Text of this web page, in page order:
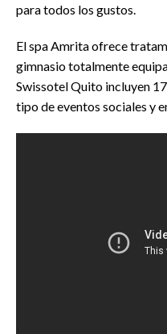
para todos los gustos.
El spa Amrita ofrece
gimnasio totalmente
Swissotel Quito incluyen
tipo de eventos sociales y